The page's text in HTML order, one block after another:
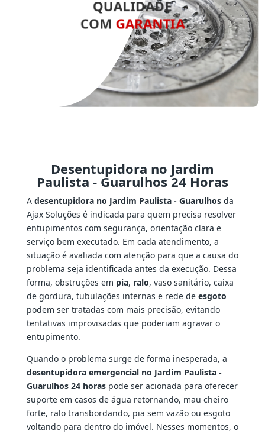
QUALIDADE
COM GARANTIA
Desentupidora no Jardim
Paulista - Guarulhos 24 Horas
A desentupidora no Jardim Paulista - Guarulhosda
Ajax Soluções é indicada para quem precisa resolver
entupimentos com segurança, orientação clara e
serviço bem executado. Em cada atendimento, a
situação é avaliada com atenção para que a causa do
problema seja identificada antes da execução. Dessa
forma, obstruções em pia, ralo, vaso sanitário, caixa
de gordura, tubulações internas e rede de esgoto
podem ser tratadas com mais precisão, evitando
tentativas improvisadas que poderiam agravar o
entupimento.
Quando o problema surge de forma inesperada, a
desentupidora emergencial no Jardim Paulista -
Guarulhos 24 horaspode ser acionada para oferecer
suporte em casos de água retornando, mau cheiro
forte, ralo transbordando, pia sem vazão ou esgoto
voltando para dentro do imóvel. Nesses momentos, o